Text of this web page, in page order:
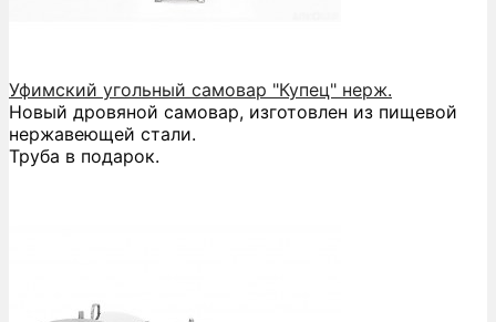
Уфимский угольный самовар "Купец" нерж.
Новый дровяной самовар, изготовлен из пищевой
нержавеющей стали.
Труба в подарок.